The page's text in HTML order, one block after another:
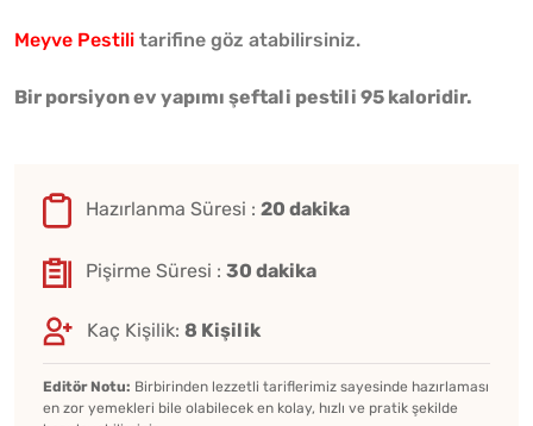
Meyve Pestili tarifine göz atabilirsiniz.
Bir porsiyon ev yapımı şeftali pestili 95 kaloridir.
Hazırlanma Süresi : 20 dakika
Pişirme Süresi : 30 dakika
Kaç Kişilik: 8 Kişilik
Editör Notu: Birbirinden lezzetli tariflerimiz sayesinde hazırlaması
en zor yemekleri bile olabilecek en kolay, hızlı ve pratik şekilde